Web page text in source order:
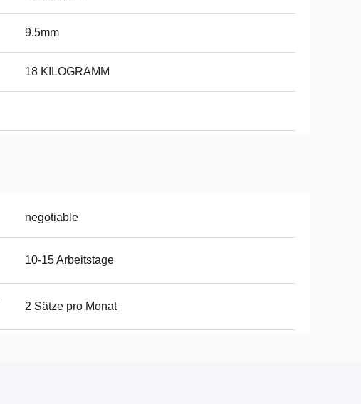
9.5mm
18 KILOGRAMM
negotiable
10-15 Arbeitstage
2 Sätze pro Monat